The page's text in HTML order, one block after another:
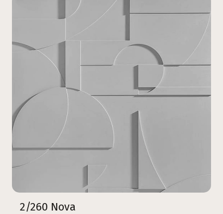
2/260 Nova